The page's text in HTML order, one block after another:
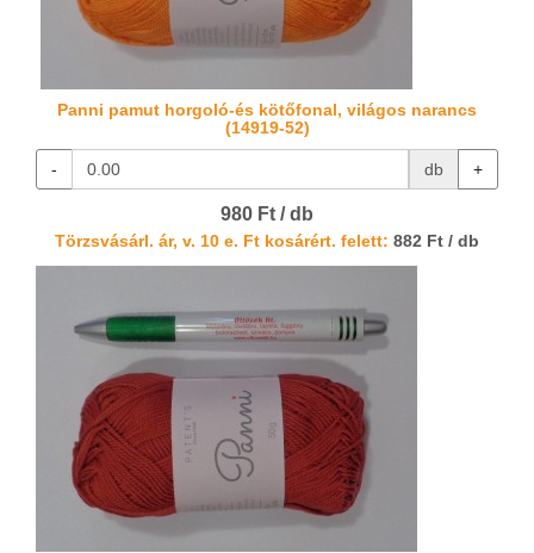
Panni pamut horgoló-és kötőfonal, világos narancs
(14919-52)
- db +
980 Ft / db
Törzsvásárl. ár, v. 10 e. Ft kosárért. felett: 882 Ft / db